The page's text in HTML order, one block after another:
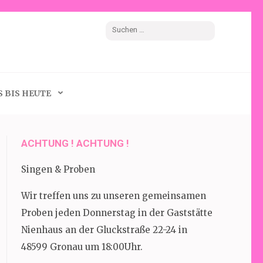
BIS HEUTE
ACHTUNG ! ACHTUNG !
Singen & Proben
Wir treffen uns zu unseren gemeinsamen
Proben jeden Donnerstag in der Gaststätte
Nienhaus an der Gluckstraße 22-24 in
48599 Gronau um 18:00Uhr.